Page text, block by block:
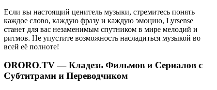
Если вы настоящий ценитель музыки, стремитесь понять
каждое слово, каждую фразу и каждую эмоцию, Lyrsense
станет для вас незаменимым спутником в мире мелодий и
ритмов. Не упустите возможность насладиться музыкой во
всей её полноте!
ORORO.TV — Кладезь Фильмов и Сериалов с
Субтитрами и Переводчиком